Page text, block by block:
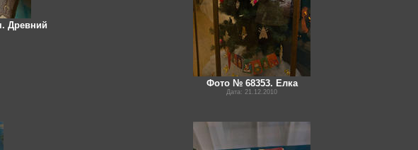
Древний
Фото № 68353. Елка
Дата: 21.12.2010